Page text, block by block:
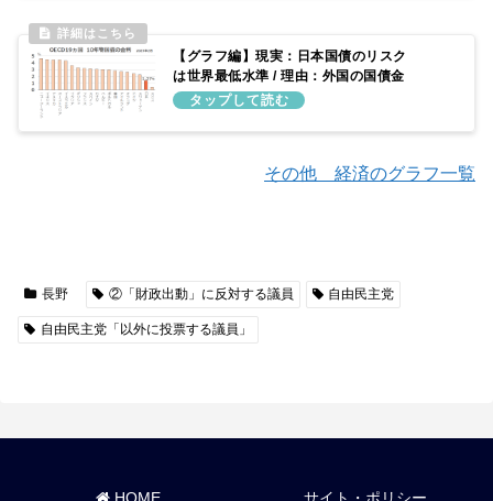
【グラフ編】現実：日本国債のリスク
は世界最低水準 / 理由：外国の国債金
利よりも低金利で推移し続けているた
その他 経済のグラフ一覧
長野 ②「財政出動」に反対する議員 自由民主党
自由民主党「以外に投票する議員」